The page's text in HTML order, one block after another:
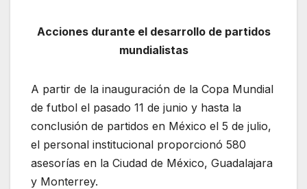
Acciones durante el desarrollo de partidos
mundialistas
A partir de la inauguración de la Copa Mundial
de futbol el pasado 11 de junio y hasta la
conclusión de partidos en México el 5 de julio,
el personal institucional proporcionó 580
asesorías en la Ciudad de México, Guadalajara
y Monterrey.